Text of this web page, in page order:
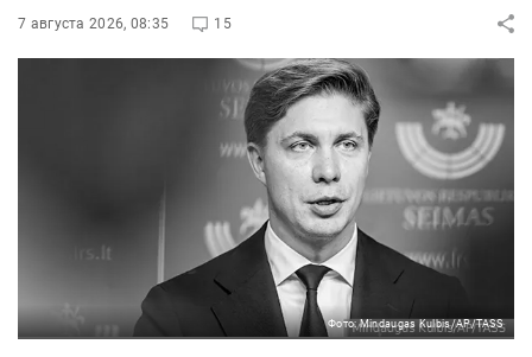
7 августа 2026, 08:35 15
Фото: Mindaugas Kulbis/AP/TASS